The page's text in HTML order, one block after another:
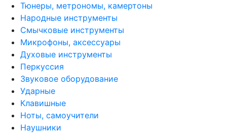
Тюнеры, метрономы, камертоны
Народные инструменты
Смычковые инструменты
Микрофоны, аксессуары
Духовые инструменты
Перкуссия
Звуковое оборудование
Ударные
Клавишные
Ноты, самоучители
Наушники